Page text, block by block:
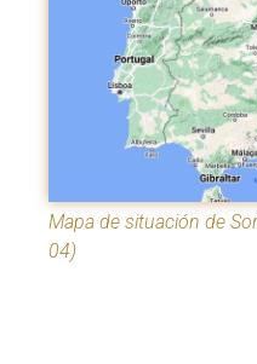
Mapa de situación de
04)